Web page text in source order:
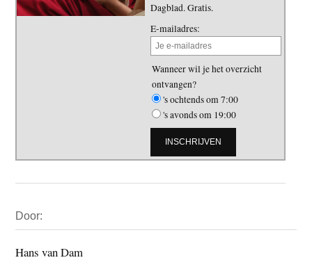
Dagblad. Gratis.
E-mailadres:
Wanneer wil je het overzicht
ontvangen?
's ochtends om 7:00
's avonds om 19:00
Sidebar
Door:
Hans van Dam